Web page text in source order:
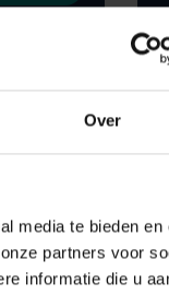
Over
media te bieden en
partners voor
informatie die u
Hammerlit
Metro
Zarges
BINBIN
Over VE-